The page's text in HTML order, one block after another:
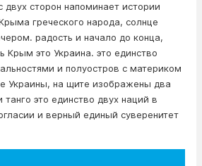
сторон напоминает истории
греческого народа, солнце
радость и начало до конца,
Крым это Украина. это единство
и полуостров с материком
Украины, на щите изображены два
это единство двух наций в
и верный единый суверенитет